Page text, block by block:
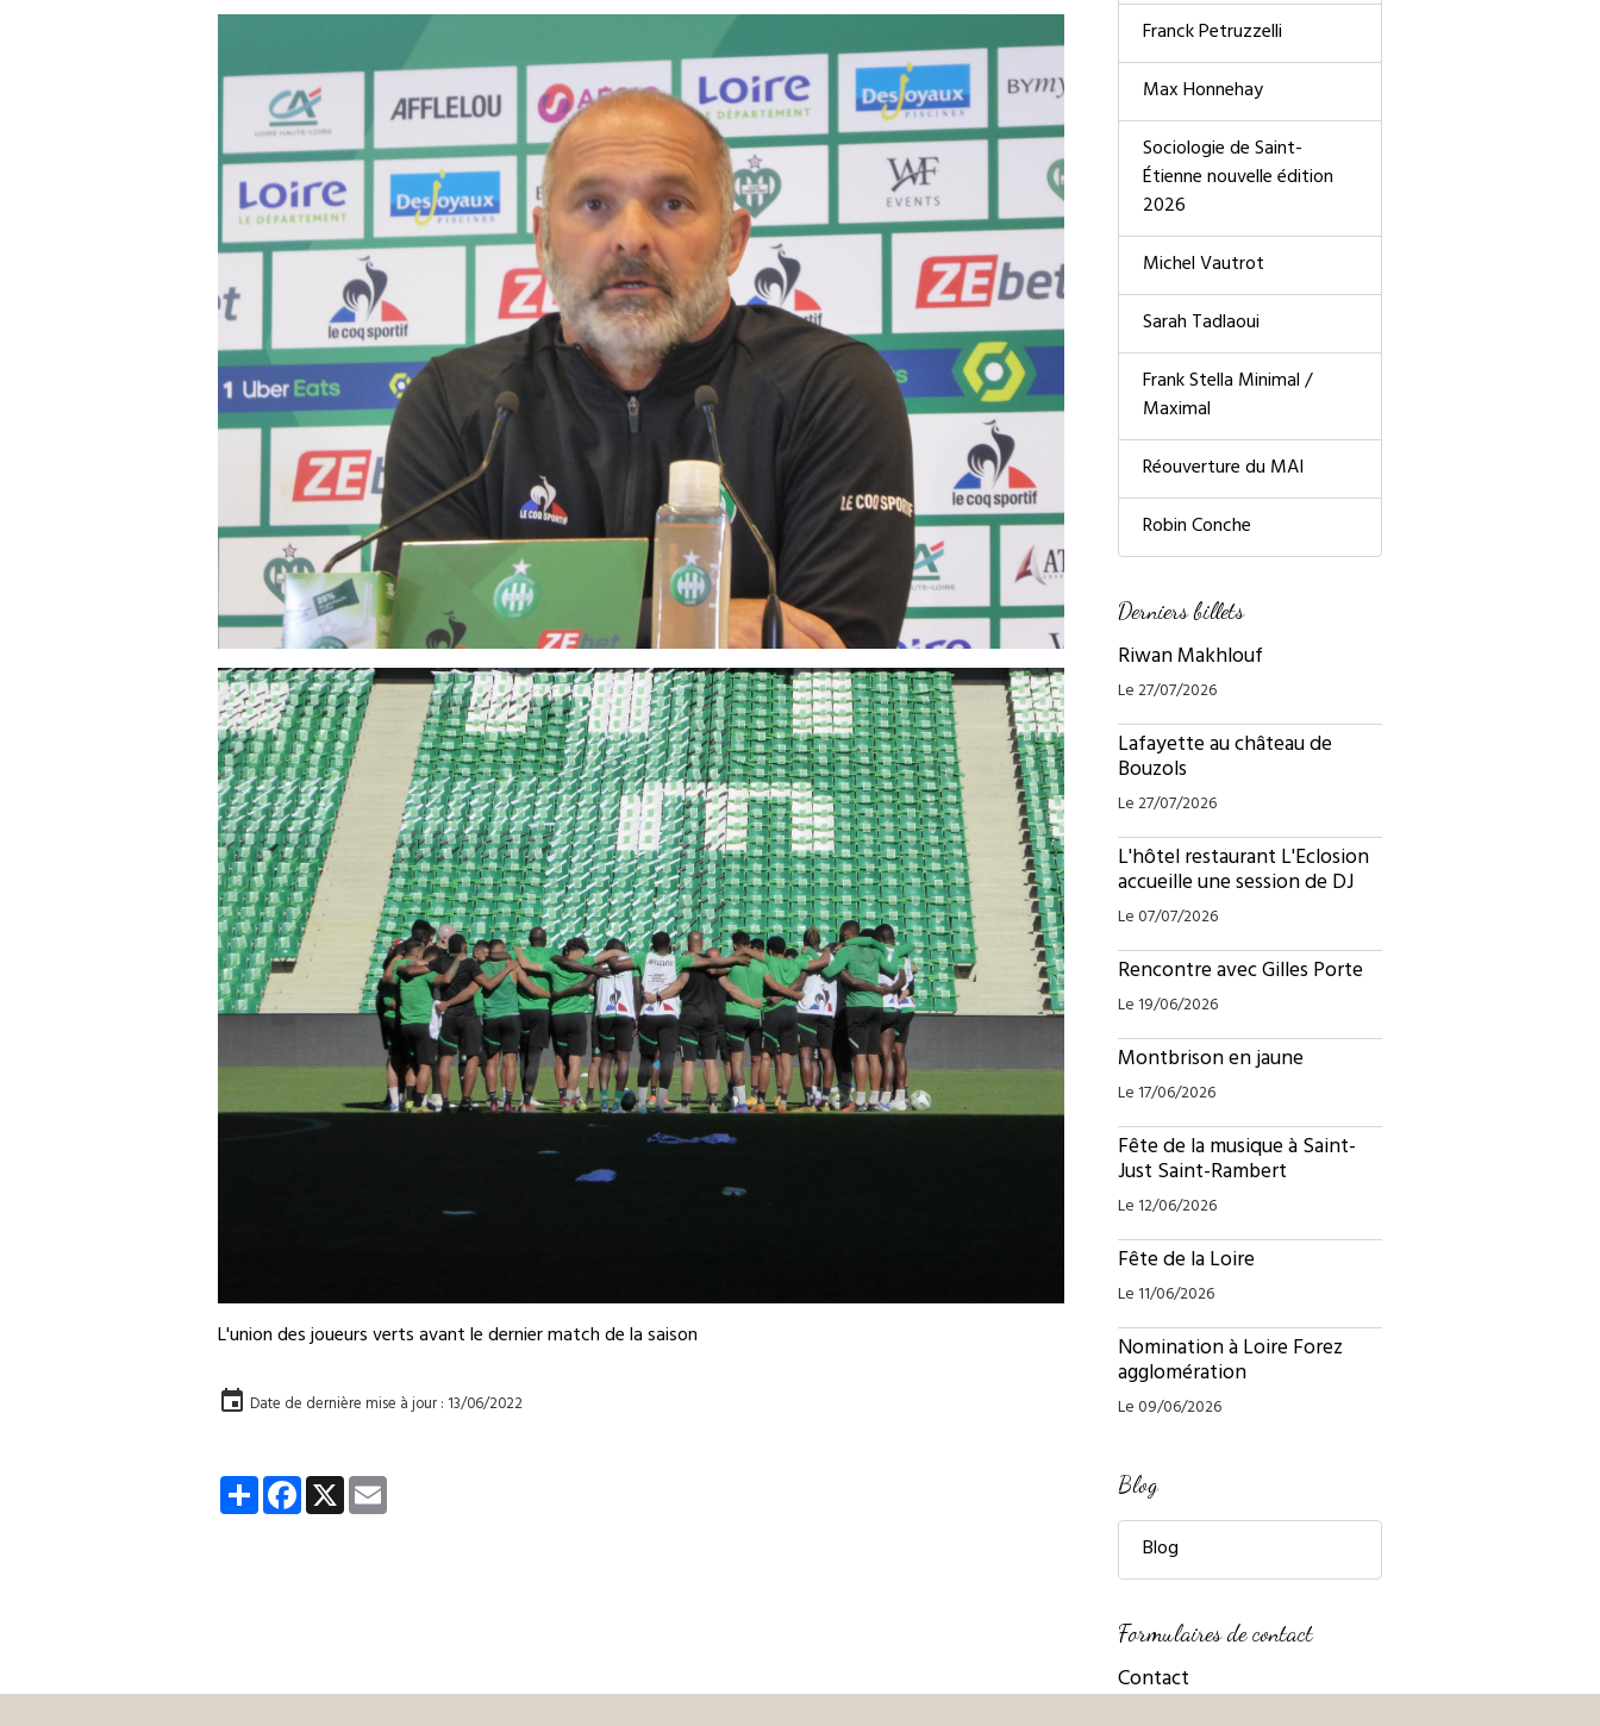
L'union des joueurs verts avant le dernier match de la saison
Date de dernière mise à jour : 13/06/2022
PartagerFacebook
X
Franck Petruzzelli
Max Honnehay
Sociologie de Saint-
Étienne nouvelle édition
2026
Michel Vautrot
Sarah Tadlaoui
Frank Stella Minimal /
Maximal
Réouverture du MAI
Robin Conche
Derniers billets
Riwan Makhlouf
Le 27/07/2026
Lafayette au château de
Bouzols
Le 27/07/2026
L'hôtel restaurant L'Eclosion
accueille une session de DJ
Le 07/07/2026
Rencontre avec Gilles Porte
Le 19/06/2026
Montbrison en jaune
Le 17/06/2026
Fête de la musique à Saint-
Just Saint-Rambert
Le 12/06/2026
Fête de la Loire
Le 11/06/2026
Nomination à Loire Forez
agglomération
Le 09/06/2026
Blog
Blog
Formulaires de contact
Contact